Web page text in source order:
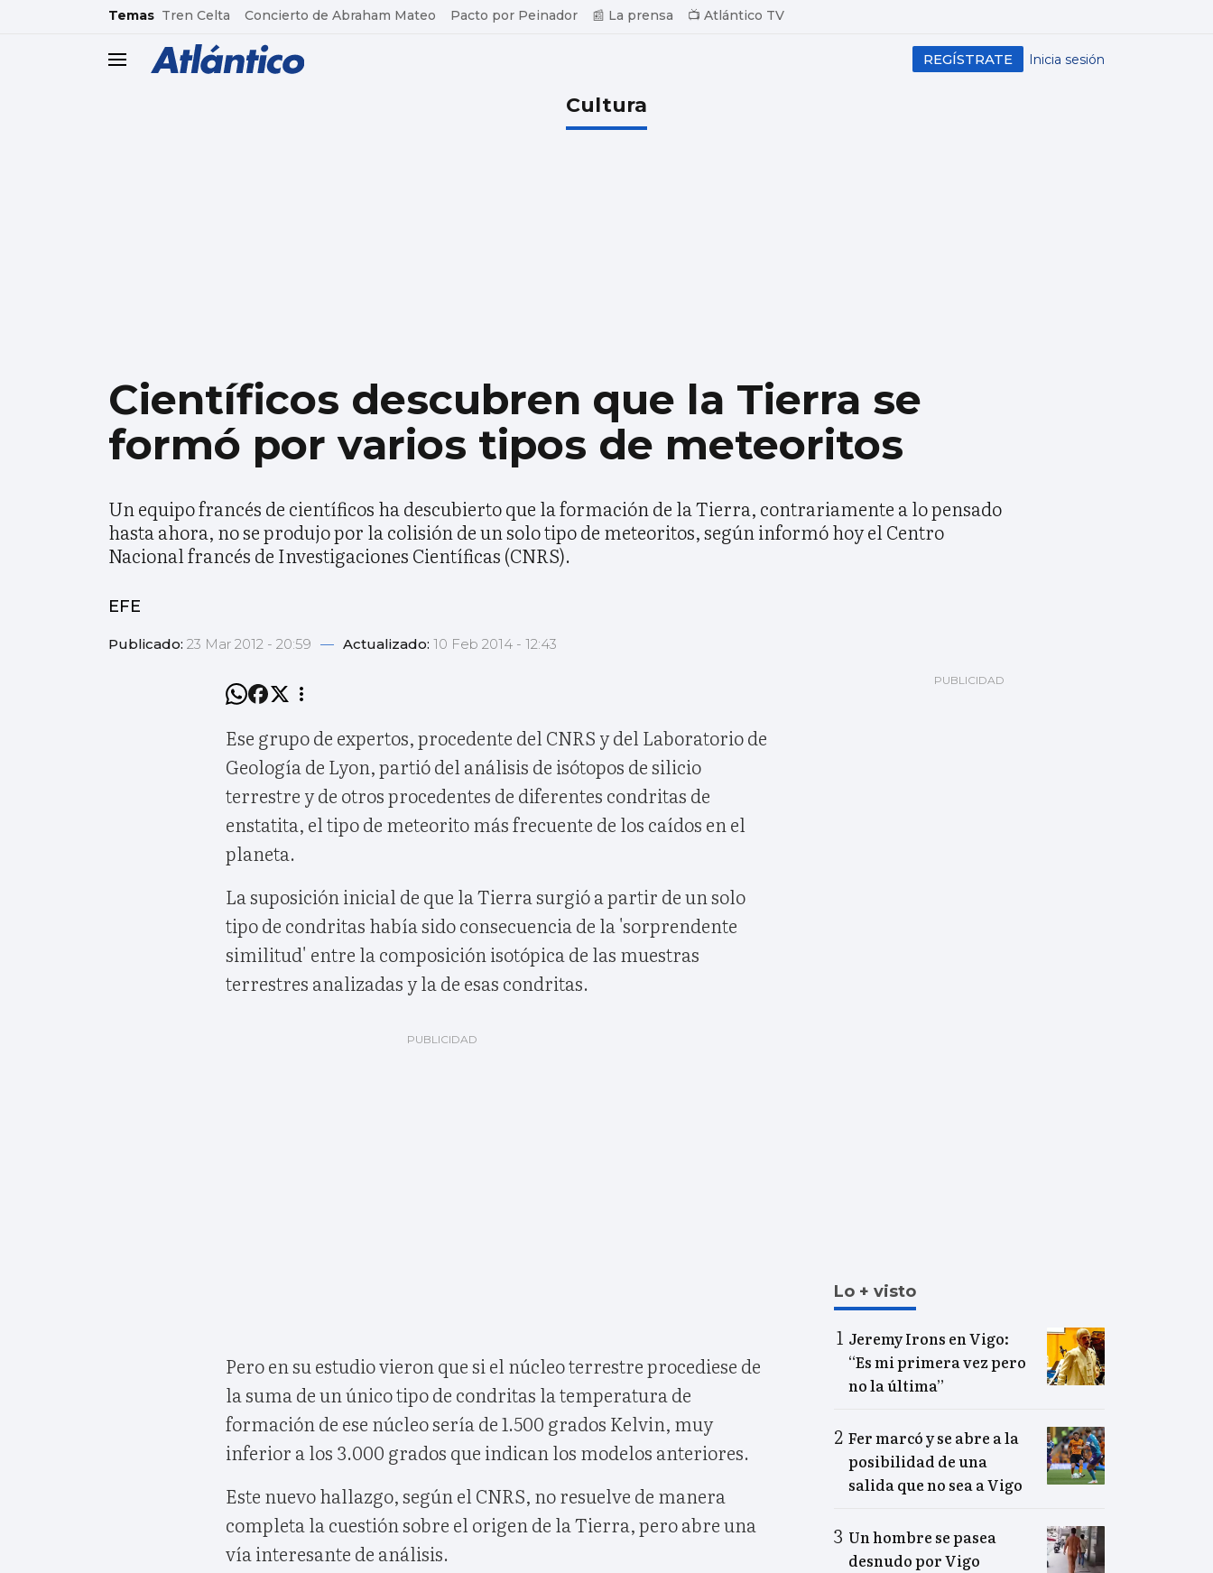
common.go-to-content
Temas Tren Celta Concierto de Abraham Mateo Pacto por Peinador 📰 La prensa 📺 Atlántico TV
header.menu.open Inicia sesión
REGÍSTRATE
Cultura
Científicos descubren que la Tierra se
formó por varios tipos de meteoritos
Un equipo francés de científicos ha descubierto que la formación de la Tierra, contrariamente a lo pensado
hasta ahora, no se produjo por la colisión de un solo tipo de meteoritos, según informó hoy el Centro
Nacional francés de Investigaciones Científicas (CNRS).
EFE
Publicado: 23 Mar 2012 - 20:59 — Actualizado: 10 Feb 2014 - 12:43
Ese grupo de expertos, procedente del CNRS y del Laboratorio de
Geología de Lyon, partió del análisis de isótopos de silicio
terrestre y de otros procedentes de diferentes condritas de
enstatita, el tipo de meteorito más frecuente de los caídos en el
planeta.
La suposición inicial de que la Tierra surgió a partir de un solo
tipo de condritas había sido consecuencia de la 'sorprendente
similitud' entre la composición isotópica de las muestras
terrestres analizadas y la de esas condritas.
Pero en su estudio vieron que si el núcleo terrestre procediese de
la suma de un único tipo de condritas la temperatura de
formación de ese núcleo sería de 1.500 grados Kelvin, muy
inferior a los 3.000 grados que indican los modelos anteriores.
Este nuevo hallazgo, según el CNRS, no resuelve de manera
completa la cuestión sobre el origen de la Tierra, pero abre una
vía interesante de análisis.
Lo + visto
Jeremy Irons en Vigo:
“Es mi primera vez pero
no la última”
Fer marcó y se abre a la
posibilidad de una
salida que no sea a Vigo
Un hombre se pasea
desnudo por Vigo